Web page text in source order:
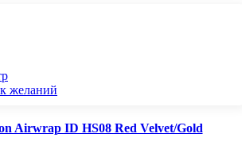
желаний
Airwrap ID HS08 Red Velvet/Gold